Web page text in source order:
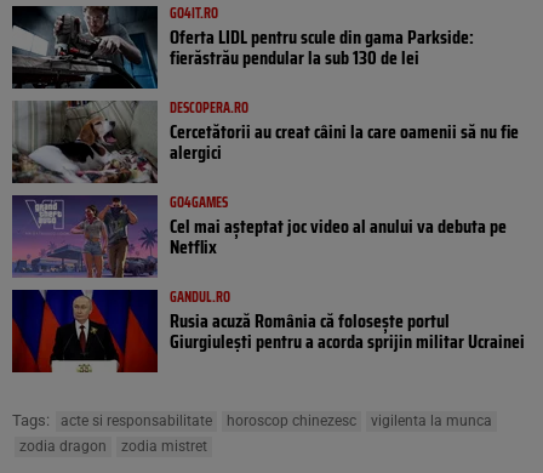
GO4IT.RO
Oferta LIDL pentru scule din gama Parkside:
fierăstrău pendular la sub 130 de lei
DESCOPERA.RO
Cercetătorii au creat câini la care oamenii să nu fie
alergici
GO4GAMES
Cel mai așteptat joc video al anului va debuta pe
Netflix
GANDUL.RO
Rusia acuză România că folosește portul
Giurgiulești pentru a acorda sprijin militar Ucrainei
Tags: acte si responsabilitate horoscop chinezesc
vigilenta la munca
zodia dragon
zodia mistret